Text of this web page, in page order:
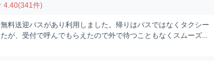
4.40(341件)
料送迎バスがあり利用しました。帰りはバスではなくタクシー
が、受付で呼んでもらえたので外で待つこともなくスムーズ...